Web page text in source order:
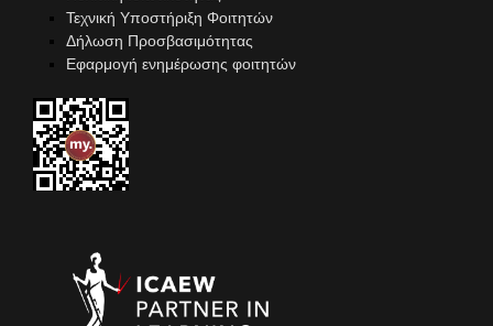
Τεχνική Υποστήριξη Φοιτητών
Δήλωση Προσβασιμότητας
Εφαρμογή ενημέρωσης φοιτητών